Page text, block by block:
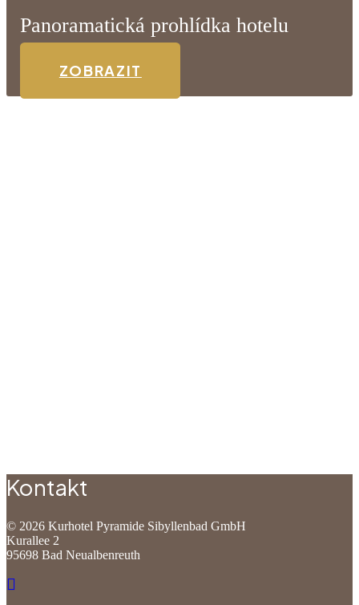
Panoramatická prohlídka hotelu
ZOBRAZIT
Kontakt
© 2026 Kurhotel Pyramide Sibyllenbad GmbH
Kurallee 2
95698 Bad Neualbenreuth